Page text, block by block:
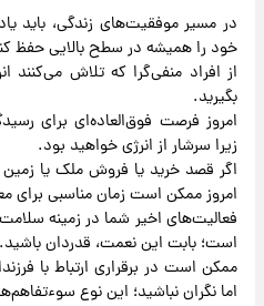
در مسیر موفقیت‌های زندگی، باید
خود را همیشه در سطح بالایی حفظ
از افراد منفی‌گرا که تلاش
بگیرید.
امروز فرصت فوق‌العاده‌ای برای
زیرا سرشار از انرژی خواهید بود.
اگر قصد خرید یا فروش ملک یا زمین
امروز ممکن است زمان مناسبی برای
فعالیت‌های اخیر شما در زمینه
است؛ بابت این نعمت، قدردان باشید.
ممکن است در برقراری ارتباط با
اما نگران نباشید؛ این نوع